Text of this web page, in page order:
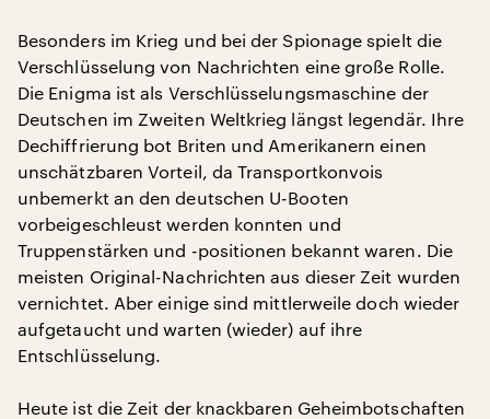
Besonders im Krieg und bei der Spionage spielt die
Verschlüsselung von Nachrichten eine große Rolle.
Die Enigma ist als Verschlüsselungsmaschine der
Deutschen im Zweiten Weltkrieg längst legendär. Ihre
Dechiffrierung bot Briten und Amerikanern einen
unschätzbaren Vorteil, da Transportkonvois
unbemerkt an den deutschen U-Booten
vorbeigeschleust werden konnten und
Truppenstärken und -positionen bekannt waren. Die
meisten Original-Nachrichten aus dieser Zeit wurden
vernichtet. Aber einige sind mittlerweile doch wieder
aufgetaucht und warten (wieder) auf ihre
Entschlüsselung.
Heute ist die Zeit der knackbaren Geheimbotschaften